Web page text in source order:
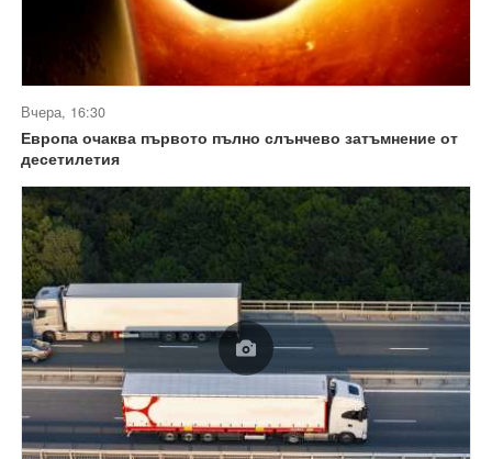
Вчера, 16:30
Европа очаква първото пълно слънчево затъмнение от
десетилетия